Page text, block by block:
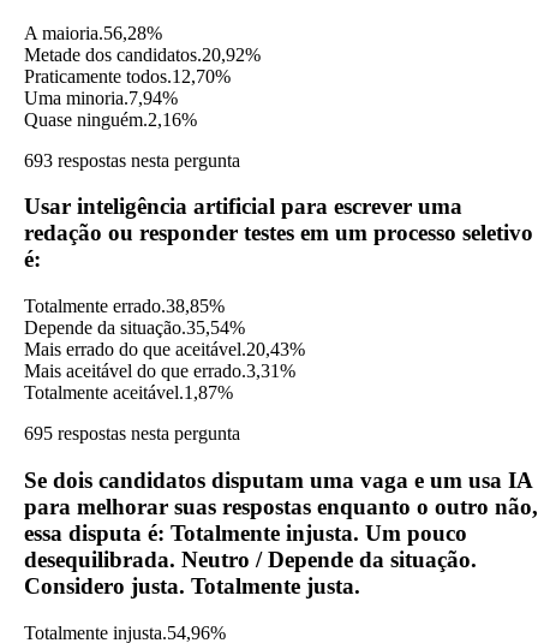
A maioria.56,28%
Metade dos candidatos.20,92%
Praticamente todos.12,70%
Uma minoria.7,94%
Quase ninguém.2,16%
693 respostas nesta pergunta
Usar inteligência artificial para escrever uma
redação ou responder testes em um processo seletivo
é:
Totalmente errado.38,85%
Depende da situação.35,54%
Mais errado do que aceitável.20,43%
Mais aceitável do que errado.3,31%
Totalmente aceitável.1,87%
695 respostas nesta pergunta
Se dois candidatos disputam uma vaga e um usa IA
para melhorar suas respostas enquanto o outro não,
essa disputa é: Totalmente injusta. Um pouco
desequilibrada. Neutro / Depende da situação.
Considero justa. Totalmente justa.
Totalmente injusta.54,96%